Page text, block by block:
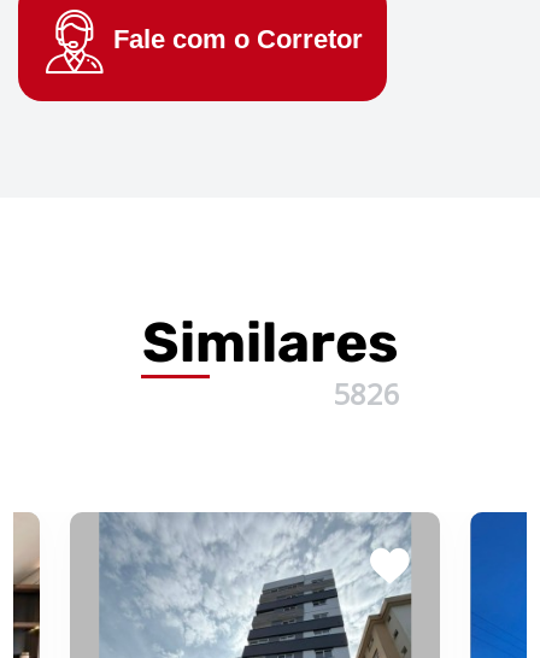
Fale com o Corretor
Similares
5826